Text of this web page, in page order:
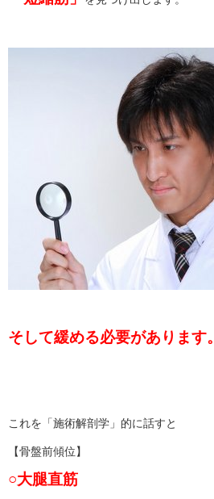
そして緩める必要があります。
これを「施術解剖学」的に話すと
【骨盤前傾位】
○大腿直筋